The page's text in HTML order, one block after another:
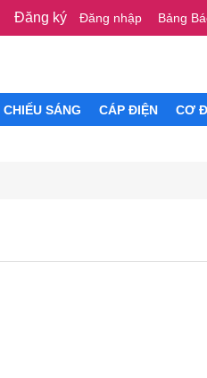
Đăng ký Đăng nhập Bảng
CHIẾU SÁNG CÁP ĐIỆN CƠ